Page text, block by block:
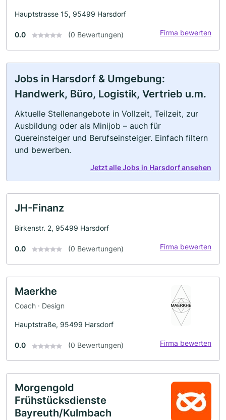
Hauptstrasse 15, 95499 Harsdorf
0.0 (0 Bewertungen) Firma bewerten
Jobs in Harsdorf & Umgebung:
Handwerk, Büro, Logistik, Vertrieb u.m.
Aktuelle Stellenangebote in Vollzeit, Teilzeit, zur
Ausbildung oder als Minijob – auch für
Quereinsteiger und Berufseinsteiger. Einfach filtern
und bewerben.
Jetzt alle Jobs in Harsdorf ansehen
JH-Finanz
Birkenstr. 2, 95499 Harsdorf
0.0 (0 Bewertungen) Firma bewerten
Maerkhe
Coach · Design
Hauptstraße, 95499 Harsdorf
0.0 (0 Bewertungen) Firma bewerten
Morgengold
Frühstücksdienste
Bayreuth/Kulmbach